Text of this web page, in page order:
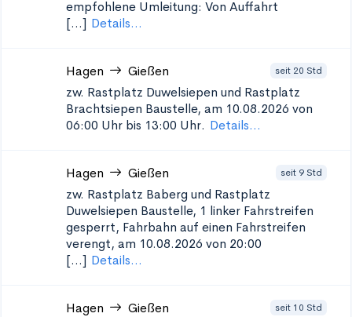
empfohlene Umleitung: Von Auffahrt
[...] Details...
Hagen Gießen seit 20 Std
zw. Rastplatz Duwelsiepen und Rastplatz
Brachtsiepen Baustelle, am 10.08.2026 von
06:00 Uhr bis 13:00 Uhr. Details...
Hagen Gießen seit 9 Std
zw. Rastplatz Baberg und Rastplatz
Duwelsiepen Baustelle, 1 linker Fahrstreifen
gesperrt, Fahrbahn auf einen Fahrstreifen
verengt, am 10.08.2026 von 20:00
[...] Details...
Hagen Gießen seit 10 Std